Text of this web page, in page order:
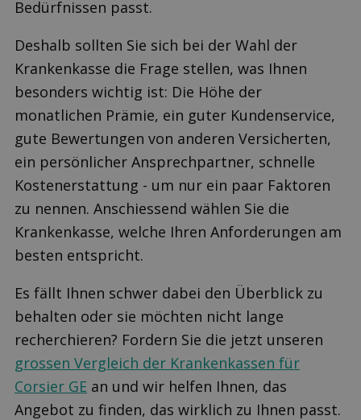
Bedürfnissen passt.
Deshalb sollten Sie sich bei der Wahl der
Krankenkasse die Frage stellen, was Ihnen
besonders wichtig ist: Die Höhe der
monatlichen Prämie, ein guter Kundenservice,
gute Bewertungen von anderen Versicherten,
ein persönlicher Ansprechpartner, schnelle
Kostenerstattung - um nur ein paar Faktoren
zu nennen. Anschiessend wählen Sie die
Krankenkasse, welche Ihren Anforderungen am
besten entspricht.
Es fällt Ihnen schwer dabei den Überblick zu
behalten oder sie möchten nicht lange
recherchieren? Fordern Sie die jetzt unseren
grossen Vergleich der Krankenkassen für
Corsier GE an und wir helfen Ihnen, das
Angebot zu finden, das wirklich zu Ihnen passt.